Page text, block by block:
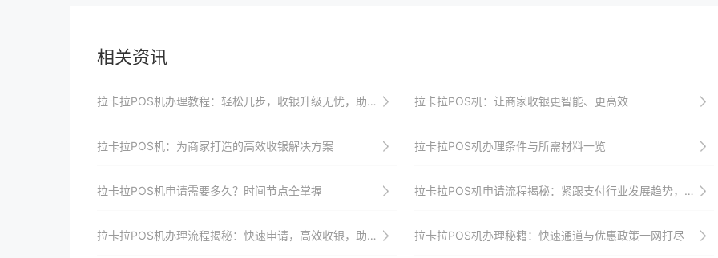
相关资讯
拉卡拉POS机办理教程：轻松几步，收银升级无忧，助力商家成长 拉卡拉POS机：让商家收银更智能、更高效
拉卡拉POS机：为商家打造的高效收银解决方案 拉卡拉POS机办理条件与所需材料一览
拉卡拉POS机申请需要多久？时间节点全掌握 拉卡拉POS机申请流程揭秘：紧跟支付行业发展趋势，抢占先机
拉卡拉POS机办理流程揭秘：快速申请，高效收银，助力商家腾飞 拉卡拉POS机办理秘籍：快速通道与优惠政策一网打尽